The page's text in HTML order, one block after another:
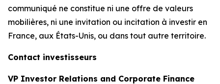
communiqué ne constitue ni une offre de valeurs
mobilières, ni une invitation ou incitation à investir en
France, aux États-Unis, ou dans tout autre territoire.
Contact investisseurs
VP Investor Relations and Corporate Finance